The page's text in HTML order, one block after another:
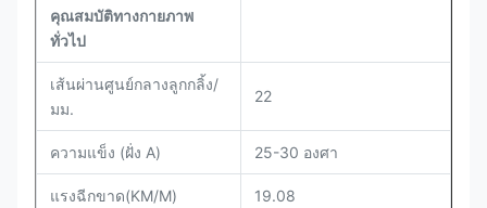
คุณสมบัติทางกายภาพ
ทั่วไป
เส้นผ่านศูนย์กลางลูกกลิ้ง/
มม.
22
ความแข็ง (ฝั่ง A) 25-30 องศา
แรงฉีกขาด(KM/M) 19.08